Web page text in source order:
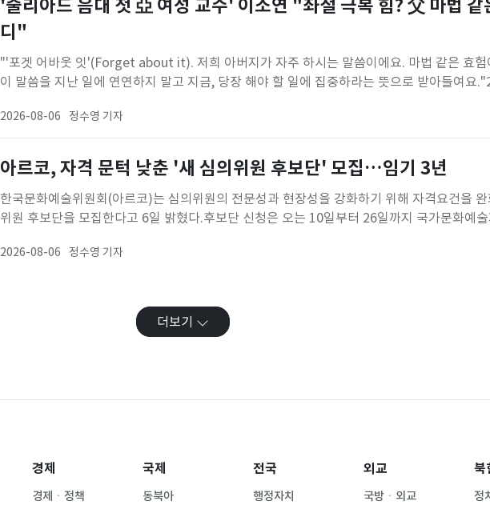
'줄리아드 음대 첫 亞 여성 교수' 이소연 "좌절 극복 힘? 父 마법 같
디"
"'포겟 어바웃 잇'(Forget about it). 저희 아버지가 자주 하시는 말씀이에요. 마법 같은 효험
이 말씀을 지난 일에 연연하지 말고 지금, 당장 해야 할 일에 집중하라는 뜻으로 받아들여요
디션과 매니지먼트의 잇따른 거절에 좌절할 때마다 아버지의 이 한마디를 되새기며 다시 일어
2026-08-06 정수영 기자
아르코, 자격 문턱 낮춘 '새 심의위원 후보단' 모집…임기 3년
한국문화예술위원회(아르코)는 심의위원의 전문성과 현장성을 강화하기 위해 자격요건을 완
위원 후보단을 모집한다고 6일 밝혔다.후보단 신청은 오는 10일부터 26일까지 국가문화예
·평가·자문위원으로 활동하게 된다.아르코는 이번 모집에서 현장에서 활발히 활동하는 전문
2026-08-06 정수영 기자
더보기
경제
경제ㆍ정책
국제
동북아
전국
행정자치
외교
국방ㆍ외교
북
정